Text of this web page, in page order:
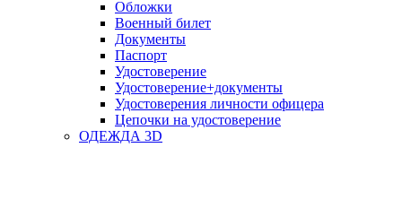
Обложки
Военный билет
Документы
Паспорт
Удостоверение
Удостоверение+документы
Удостоверения личности офицера
Цепочки на удостоверение
ОДЕЖДА 3D